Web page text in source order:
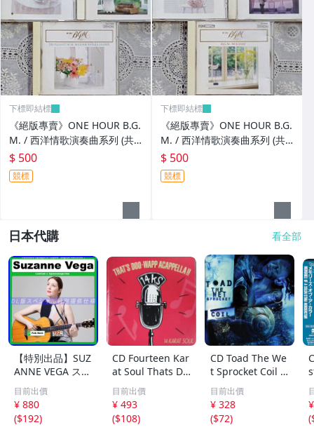
下標即結標
《絕版專賣》ONE HOUR B.G.
M. / 西洋情歌演奏曲系列 (共3
CD.日本Denon.無IFPI)
$ 500
競標
下標即結標
《絕版專賣》ONE HOUR B.G.
M. / 西洋情歌演奏曲系列 (共3
CD.日本Denon.無IFPI)
$ 500
競標
日本代購 看全部
【特別出品】SUZ
ANNE VEGA スザ
ンヌ・ヴェガ 精
選集 100歌 音楽D
L(MP3CD)☆
目前出價
¥ 880
($192)
CD Fourteen Kar
at Soul Thats Do
o-Wapp Acappel
la PCCY00374 Ca
nyon Internatio
nal /00110
目前出價
¥ 493
($108)
CD Toad The We
t Sprocket Coil C
K67862 Columbi
a /00110
目前出價
¥ 328
($72)
(